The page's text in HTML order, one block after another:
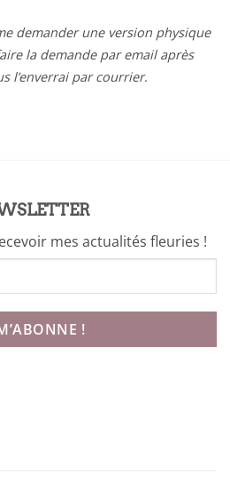
demander une version physique
la demande par email après
l’enverrai par courrier.
mes actualités fleuries !